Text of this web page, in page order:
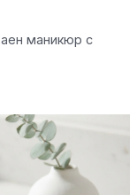
маникюр с